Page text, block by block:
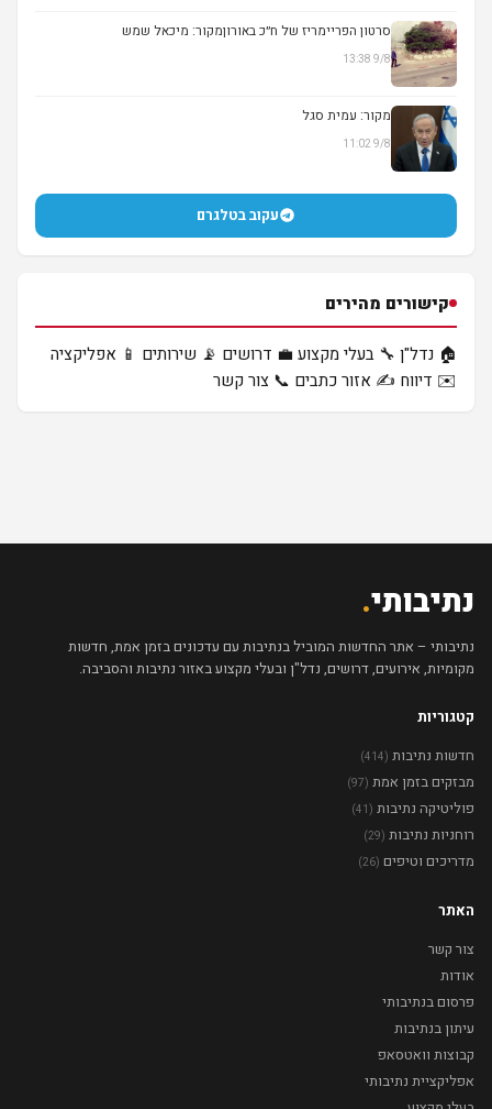
▶
סרטון הפריימריז של ח״כ באורוןמקור: מיכאל שמש
9/8 13:38
מקור: עמית סגל
9/8 11:02
עקוב בטלגרם
קישורים מהירים
🏠 נדל"ן 🔧 בעלי מקצוע 💼 דרושים 📡 שירותים 📱 אפליקציה
✉️ דיווח ✍️ אזור כתבים 📞 צור קשר
נתיבותי.
נתיבותי – אתר החדשות המוביל בנתיבות עם עדכונים בזמן אמת, חדשות
מקומיות, אירועים, דרושים, נדל"ן ובעלי מקצוע באזור נתיבות והסביבה.
קטגוריות
חדשות נתיבות (414)
מבזקים בזמן אמת (97)
פוליטיקה נתיבות (41)
רוחניות נתיבות (29)
מדריכים וטיפים (26)
האתר
צור קשר
אודות
פרסום בנתיבותי
עיתון בנתיבות
קבוצות וואטסאפ
אפליקציית נתיבותי